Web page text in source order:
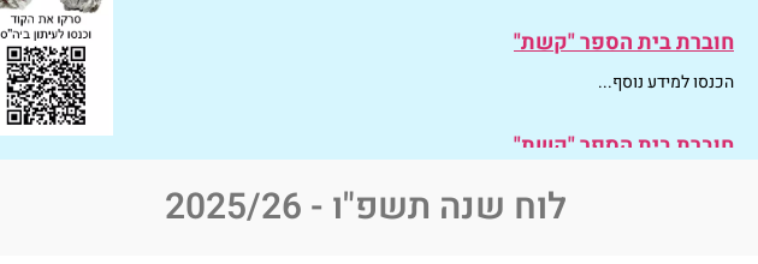
הכנסו למידע נוסף...
חוברת בית הספר "קשת"
הכנסו למידע נוסף...
הזמנה לערב חשיפה 22.1.23 תשפ"ד "קשת"לוח שנה תשפ"ו - 2025/26